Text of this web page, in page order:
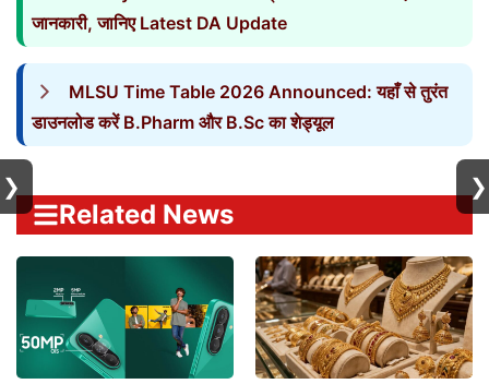
जानकारी, जानिए Latest DA Update
MLSU Time Table 2026 Announced: यहाँ से तुरंत
डाउनलोड करें B.Pharm और B.Sc का शेड्यूल
Related News
❯ ❯